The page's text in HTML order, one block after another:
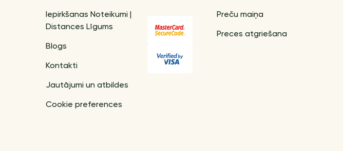
Iepirkšanas Noteikumi |
Distances Līgums
Blogs
Kontakti
Jautājumi un atbildes
Cookie preferences
Preču maiņa
Preces atgriešana